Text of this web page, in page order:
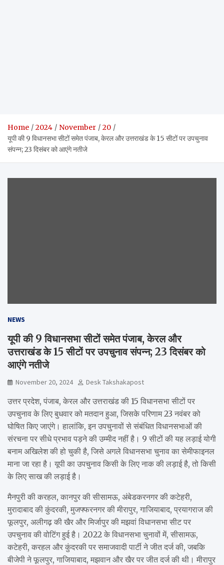
Home 2024 November
20
यूपी की 9 विधानसभा सीटों समेत पंजाब, केरल और उत्तराखंड के 15 सीटों पर उपचुनाव
संपन्न; 23 दिसंबर को आएंगे नतीजे
NEWS
यूपी की 9 विधानसभा सीटों समेत पंजाब, केरल और
उत्तराखंड के 15 सीटों पर उपचुनाव संपन्न; 23 दिसंबर को
आएंगे नतीजे
November 20, 2024 Desk Takshakapost
उत्तर प्रदेश, पंजाब, केरल और उत्तराखंड की 15 विधानसभा सीटों पर
उपचुनाव के लिए बुधवार को मतदान हुआ, जिसके परिणाम 23 नवंबर को
घोषित किए जाएंगे। हालांकि, इन उपचुनावों से संबंधित विधानसभाओं की
संरचना पर सीधे प्रभाव पड़ने की उम्मीद नहीं है। 9 सीटों की यह लड़ाई योगी
बनाम अखिलेश की हो चुकी है, जिसे अगले विधानसभा चुनाव का सेमीफाइनल
माना जा रहा है। यूपी का उपचुनाव किसी के लिए नाक की लड़ाई है, तो किसी
के लिए साख की लड़ाई है।
मैनपुरी की करहल, कानपुर की सीसामऊ, अंबेडकरनगर की कटेहरी,
मुरादाबाद की कुंदरकी, मुजफ्फरनगर की मीरापुर, गाजियाबाद, प्रयागराज की
फूलपुर, अलीगढ़ की खैर और मिर्जापुर की मझवां विधानसभा सीट पर
उपचुनाव की वोटिंग हुई है। 2022 के विधानसभा चुनावों में, सीसामऊ,
कटेहरी, करहल और कुंदरकी पर समाजवादी पार्टी ने जीत दर्ज की, जबकि
बीजेपी ने फूलपुर, गाजियाबाद, मझवान और खैर पर जीत दर्ज की थी। मीरापुर